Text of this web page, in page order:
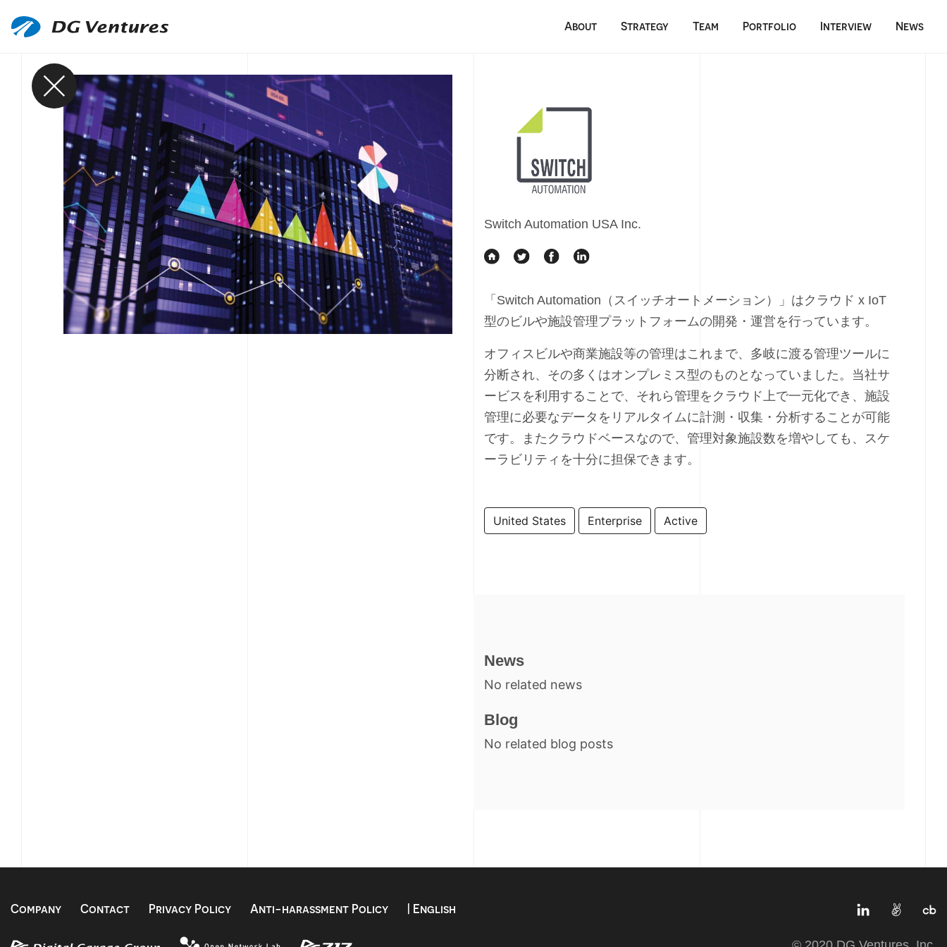
About Strategy Team Portfolio Interview News
Switch Automation USA Inc.
「​Switch Automation（スイッチオートメーション）」はクラウド x IoT
型のビルや施設管理プラットフォームの開発・運営を行っています。
オフィスビルや商業施設等の管理はこれまで、多岐に渡る管理ツールに
分断され、その多くはオンプレミス型のものとなっていました。当社サ
ービスを利用することで、それら管理をクラウド上で一元化でき、施設
管理に必要なデータをリアルタイムに計測・収集・分析することが可能
です。またクラウドベースなので、管理対象施設数を増やしても、スケ
ーラビリティを十分に担保できます。
United States Enterprise Active
News
No related news
Blog
No related blog posts
Company Contact Privacy Policy Anti-harassment Policy | English